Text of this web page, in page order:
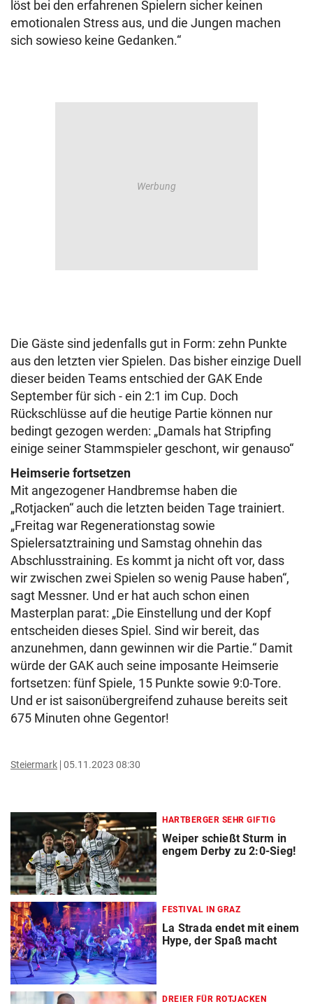
löst bei den erfahrenen Spielern sicher keinen
emotionalen Stress aus, und die Jungen machen
sich sowieso keine Gedanken.“
Die Gäste sind jedenfalls gut in Form: zehn Punkte
aus den letzten vier Spielen. Das bisher einzige Duell
dieser beiden Teams entschied der GAK Ende
September für sich - ein 2:1 im Cup. Doch
Rückschlüsse auf die heutige Partie können nur
bedingt gezogen werden: „Damals hat Stripfing
einige seiner Stammspieler geschont, wir genauso“
Heimserie fortsetzen
Mit angezogener Handbremse haben die
„Rotjacken“ auch die letzten beiden Tage trainiert.
„Freitag war Regenerationstag sowie
Spielersatztraining und Samstag ohnehin das
Abschlusstraining. Es kommt ja nicht oft vor, dass
wir zwischen zwei Spielen so wenig Pause haben“,
sagt Messner. Und er hat auch schon einen
Masterplan parat: „Die Einstellung und der Kopf
entscheiden dieses Spiel. Sind wir bereit, das
anzunehmen, dann gewinnen wir die Partie.“ Damit
würde der GAK auch seine imposante Heimserie
fortsetzen: fünf Spiele, 15 Punkte sowie 9:0-Tore.
Und er ist saisonübergreifend zuhause bereits seit
675 Minuten ohne Gegentor!
Steiermark 05.11.2023 08:30
HARTBERGER SEHR GIFTIG
Weiper schießt Sturm in
engem Derby zu 2:0-Sieg!
FESTIVAL IN GRAZ
La Strada endet mit einem
Hype, der Spaß macht
DREIER FÜR ROTJACKEN